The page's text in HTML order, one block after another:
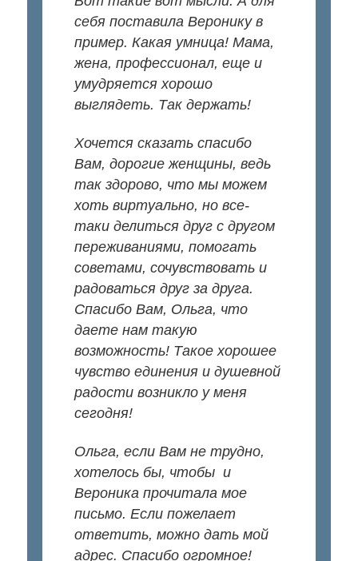
себя поставила Веронику в
пример. Какая умница! Мама,
жена, профессионал, еще и
умудряется хорошо
выглядеть. Так держать!
Хочется сказать спасибо
Вам, дорогие женщины, ведь
так здорово, что мы можем
хоть виртуально, но все-
таки делиться друг с другом
переживаниями, помогать
советами, сочувствовать и
радоваться друг за друга.
Спасибо Вам, Ольга, что
даете нам такую
возможность! Такое хорошее
чувство единения и душевной
радости возникло у меня
сегодня!
Ольга, если Вам не трудно,
хотелось бы, чтобы и
Вероника прочитала мое
письмо. Если пожелает
ответить, можно дать мой
адрес. Спасибо огромное!